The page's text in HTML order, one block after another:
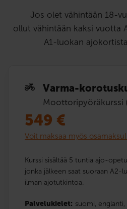
Jos olet vähintään 18-
ollut vähintään kaksi vuotta
A1-luokan
Varma-
Moottoripyöräkurssi
549 €
Voit maksaa myös
Kurssi sisältää 5 tuntia ajo-
jonka jälkeen saat suoraan A2-
ilman ajotutkintoa.
Palvelukielet: suomi, englanti,